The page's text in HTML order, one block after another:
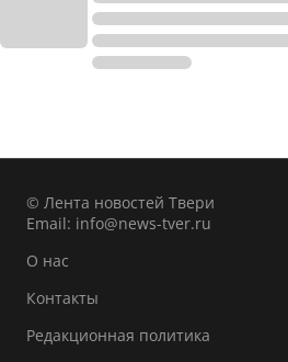
© Лента новостей Твери
Email: info@news-tver.ru
О нас
Контакты
Редакционная политика